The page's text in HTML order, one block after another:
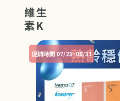
維生
素K
促銷時間 07/23~08/31